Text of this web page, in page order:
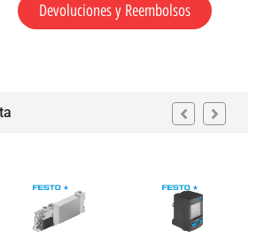
Devoluciones y Reembolsos